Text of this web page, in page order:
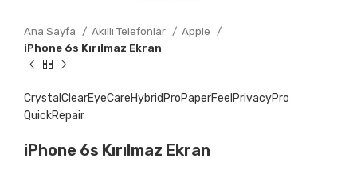
Ana Sayfa Akıllı Telefonlar
Apple
iPhone 6s Kırılmaz Ekran
CrystalClearEyeCareHybridProPaperFeel PrivacyPro
QuickRepair
iPhone 6s Kırılmaz Ekran